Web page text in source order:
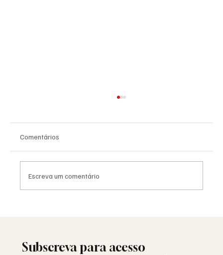
Comentários
Escreva um comentário
Subscreva para acesso